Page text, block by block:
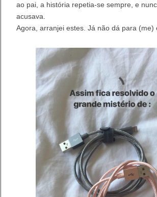
ao pai, a história repetia-se sempre, e
acusava.
Agora, arranjei estes. Já não dá para (me)